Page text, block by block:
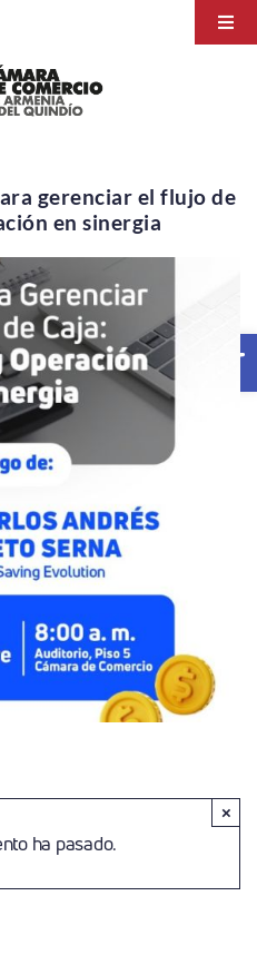
e Investigaciones
gerenciar el flujo de
en sinergia
ha pasado.
×